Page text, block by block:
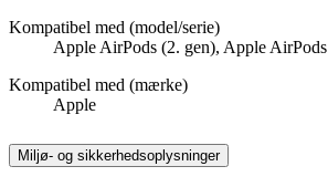
Kompatibel med (model/serie)
Apple AirPods (2. gen), Apple AirPods
Kompatibel med (mærke)
Apple
Miljø- og sikkerhedsoplysninger